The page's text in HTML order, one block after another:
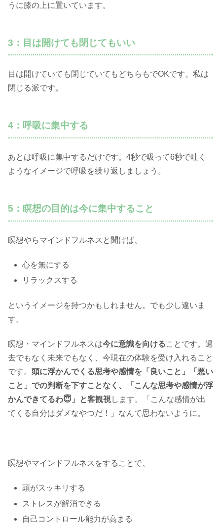
うに膝の上に置いています。
3：目は開けても閉じてもいい
目は開けていても閉じていてもどちらもでOKです。私は
閉じる派です。
4：呼吸に集中する
あとは呼吸に集中するだけです。4秒で吸って6秒で吐く
ようなイメージで呼吸を繰り返しましょう。
5：瞑想の目的は今に集中すること
瞑想やらマインドフルネスと聞けば、
心を無にする
リラックスする
というイメージを持つかもしれません。でも少し違いま
す。
瞑想・マインドフルネスは今に意識を向けることです。過
去でもなく未来でもなく、今現在の体験を受け入れること
です。 頭に浮かんでくる思考や感情を「良いこと」「悪い
こと」での判断を下すことなく、「こんな思考や感情が浮
かんできてるわ😇」と客観視します。「こんな感情が出
てくる自分はダメなやつだ！」なんて思わないように。
瞑想やマインドフルネスをすることで、
頭がスッキリする
ストレスが解消できる
自己コントロール能力が高まる